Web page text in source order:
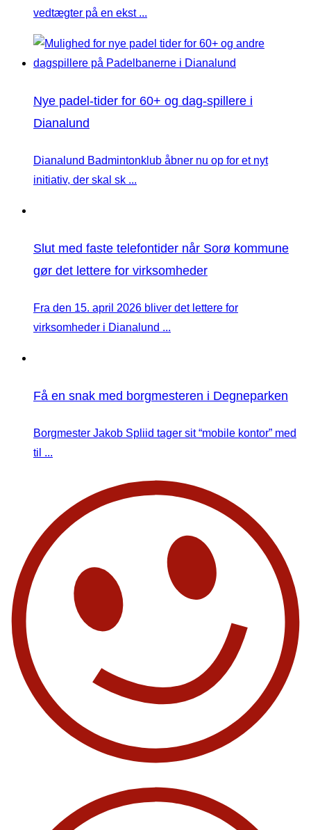
vedtægter på en ekst ...
Nye padel-tider for 60+ og dag-spillere i
Dianalund
Dianalund Badmintonklub åbner nu op for et nyt
initiativ, der skal sk ...
Slut med faste telefontider når Sorø kommune
gør det lettere for virksomheder
Fra den 15. april 2026 bliver det lettere for
virksomheder i Dianalund ...
Få en snak med borgmesteren i Degneparken
Borgmester Jakob Spliid tager sit “mobile kontor” med
til ...